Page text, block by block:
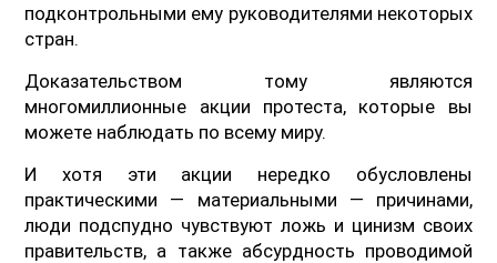
подконтрольными ему руководителями некоторых
стран.
Доказательством тому являются
многомиллионные акции протеста, которые вы
можете наблюдать по всему миру.
И хотя эти акции нередко обусловлены
практическими — материальными — причинами,
люди подспудно чувствуют ложь и цинизм своих
правительств, а также абсурдность проводимой